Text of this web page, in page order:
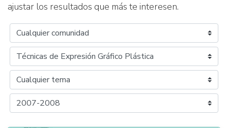
ajustar los resultados que más te interesen.